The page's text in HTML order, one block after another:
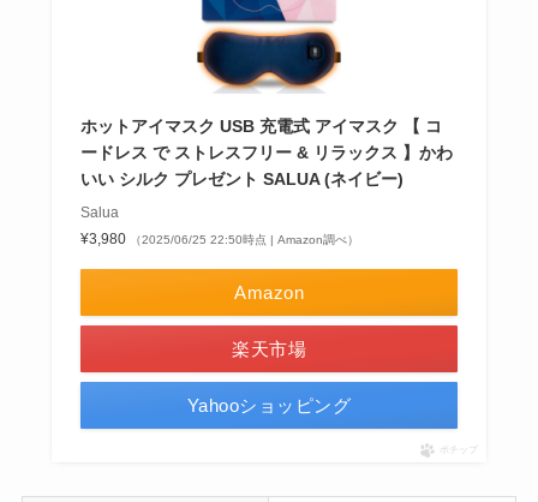
ホットアイマスク USB 充電式 アイマスク 【 コ
ードレス で ストレスフリー & リラックス 】かわ
いい シルク プレゼント SALUA (ネイビー)
Salua
¥3,980
（2025/06/25 22:50時点 | Amazon調べ）
Amazon
楽天市場
Yahooショッピング
ポチップ